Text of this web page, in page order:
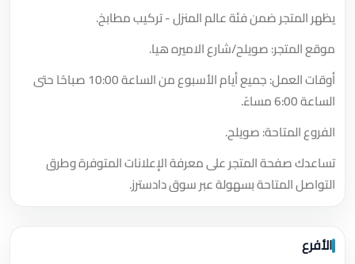
يظهر المتجر ضمن فئة عالم المنزل - تركيب مطابخ.
موقع المتجر: صويلح/شارع الاميره هيا.
أوقات العمل: جميع أيام الأسبوع من الساعة 10:00 صباحًا حتى
الساعة 6:00 مساءً.
الفروع المتاحة: صويلح.
تساعدك صفحة المتجر على معرفة الإعلانات المتوفرة وطرق
التواصل المتاحة بسهولة عبر سوق دادسترز.
الأفرع